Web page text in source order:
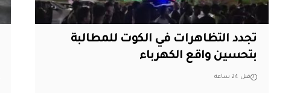
تجدد التظاهرات في الكوت للمطالبة
بتحسين واقع الكهرباء
قبل 24 ساعة